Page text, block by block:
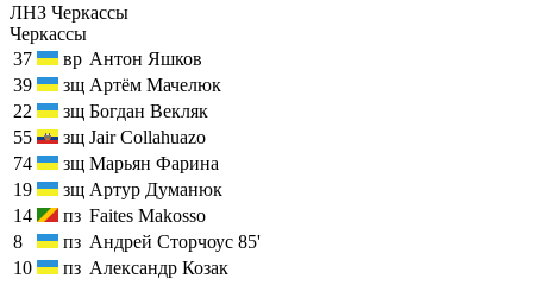
ЛНЗ Черкассы
Черкассы
37
вр Антон Яшков
39
зщ Артём Мачелюк
22
зщ Богдан Векляк
55
зщ Jair Collahuazo
74
зщ Марьян Фарина
19
зщ Артур Думанюк
14
пз Faites Makosso
8
пз Андрей Сторчоус 85'
10
пз Александр Козак